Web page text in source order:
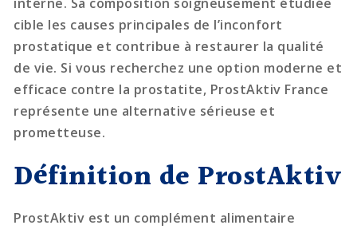
cible les causes principales de l’inconfort
prostatique et contribue à restaurer la qualité
de vie. Si vous recherchez une option moderne et
efficace contre la prostatite, ProstAktiv France
représente une alternative sérieuse et
prometteuse.
Définition de ProstAktiv
ProstAktiv est un complément alimentaire